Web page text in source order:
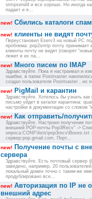
stmpsend4 и все хорошо. Но иногда
падает и я...
new! Сбились каталоги
new! клиенты не видят
Переустановил Eserv3 на новый PC
проблема: pop2smtp почту принимает
клиенты почту не видят (говорят
лежит в их па...
new! Много писем по IMAP
Здравствуйте. Пока я настраивал и
ошибки, в папке Postmaster
создал пользователя Postmaster , но
new! PigMail и карантин
Здравствуйте. Хотелось бы узнать
письмо уйдет в каталог карантина:
настройки в документации со словом
new! Как отправить/
Здравствуйте. Настроил получение
внешней POP-почты Pop3Recv" ->
опроса:CONF\lists\pop3recv\Boxes.txt
сервер:pop.gmail.com, Порт...
new! Получение почты с
сервера
Здравствуйте. Есть почтовый сервер
заведено, например, 20
локальный домен точно с таким-же
продублировано все...
new! Авторизация по IP не
внешний адрес